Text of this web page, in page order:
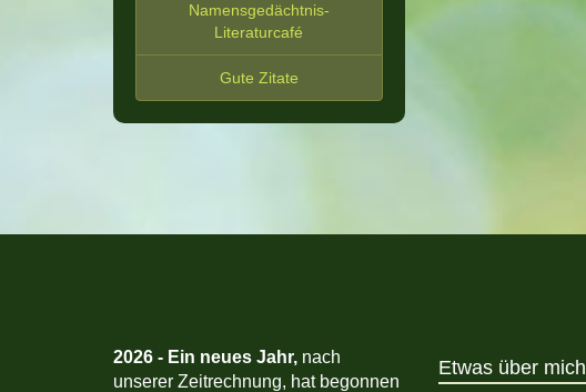
Namensgedächtnis-
Literaturcafé
Gute Zitate
2026 - Ein neues Jahr, nach
unserer Zeitrechnung, hat begonnen
Etwas über mich